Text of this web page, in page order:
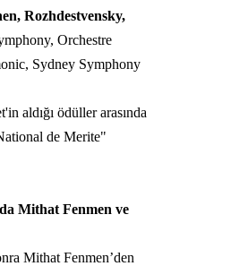
Rozhdestvensky,
Orchestre
Sydney Symphony
aldığı ödüller arasında
de Merite"
Mithat Fenmen ve
Mithat Fenmen’den